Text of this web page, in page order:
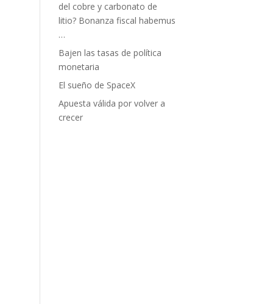
del cobre y carbonato de
litio? Bonanza fiscal habemus
…
Bajen las tasas de política
monetaria
El sueño de SpaceX
Apuesta válida por volver a
crecer